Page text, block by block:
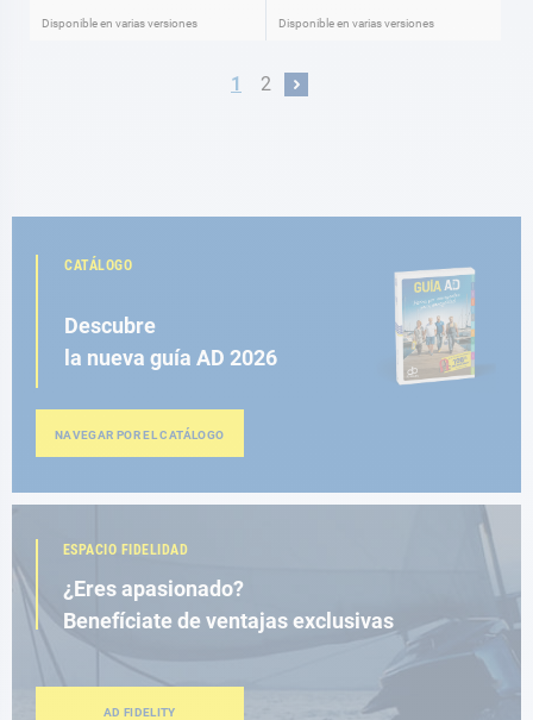
Disponible en varias versiones Disponible en varias versiones
Página
Actualmente estás leyendo página
1 Página
2 Página
Siguiente
CATÁLOGO
Descubre
la nueva guía AD 2026
NAVEGAR POR EL CATÁLOGO
ESPACIO FIDELIDAD
¿Eres apasionado?
Benefíciate de ventajas exclusivas
AD FIDELITY